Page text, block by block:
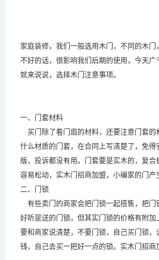
家庭装修，我们一般选用木门，不同的木
不好的话，很影响我们后期的使用，今天
就来说说，选择木门注意事项。
一、门套材料
买门除了看门扇的材料，还要注意门套的
什么材质的门套，在合同上写清楚了，免
版，投诉都没有用。门套要是实木的，复合
容易松动，实木门招商加盟，小编家的门产
二、门锁
有些卖门的商家会把门锁一起搭售，把门
好听是送的门锁，但其实门锁的价格有附加
要和商家说清楚，不要门锁，自己买门锁，
钱，自己去买一把好一点的锁。实木门招商